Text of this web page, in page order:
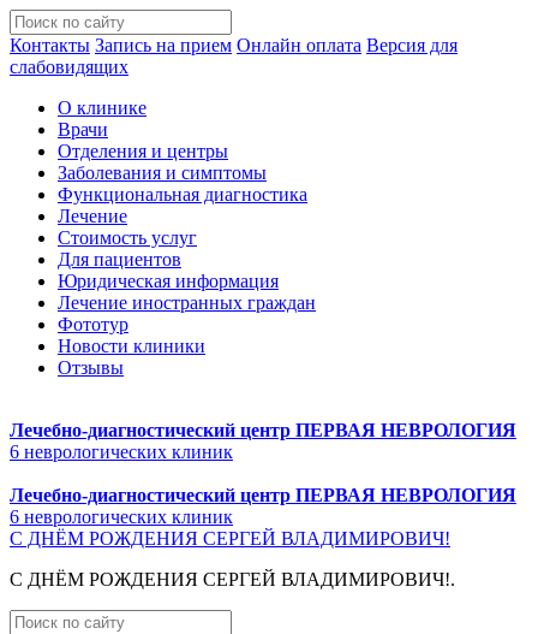
Контакты Запись на прием Онлайн оплата Версия для
слабовидящих
О клинике
Врачи
Отделения и центры
Заболевания и симптомы
Функциональная диагностика
Лечение
Стоимость услуг
Для пациентов
Юридическая информация
Лечение иностранных граждан
Фототур
Новости клиники
Отзывы
Лечебно-диагностический центр ПЕРВАЯ НЕВРОЛОГИЯ
6 неврологических клиник
Лечебно-диагностический центр ПЕРВАЯ НЕВРОЛОГИЯ
6 неврологических клиник
С ДНЁМ РОЖДЕНИЯ СЕРГЕЙ ВЛАДИМИРОВИЧ!
С ДНЁМ РОЖДЕНИЯ СЕРГЕЙ ВЛАДИМИРОВИЧ!.